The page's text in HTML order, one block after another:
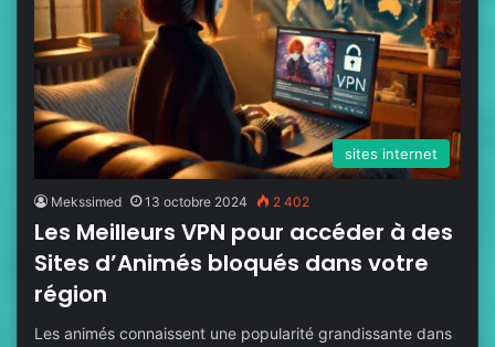
sites internet
Mekssimed 13 octobre 2024 2 402
Les Meilleurs VPN pour accéder à des
Sites d’Animés bloqués dans votre
région
Les animés connaissent une popularité grandissante dans